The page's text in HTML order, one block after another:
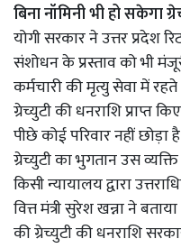
बिना नॉमिनी भी हो सकेगा
योगी सरकार ने उत्तर प्रदेश
संशोधन के प्रस्ताव को भी
कर्मचारी की मृत्यु सेवा में
ग्रेच्युटी की धनराशि प्राप्त
पीछे कोई परिवार नहीं छोड़ा
ग्रेच्युटी का भुगतान उस
किसी न्यायालय द्वारा
वित्त मंत्री सुरेश खन्ना ने
की ग्रेच्युटी की धनराशि